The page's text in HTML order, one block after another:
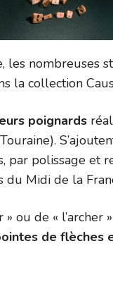
les nombreuses
la collection
poignards
par polissage et
du Midi de la
ou de «
de flèches